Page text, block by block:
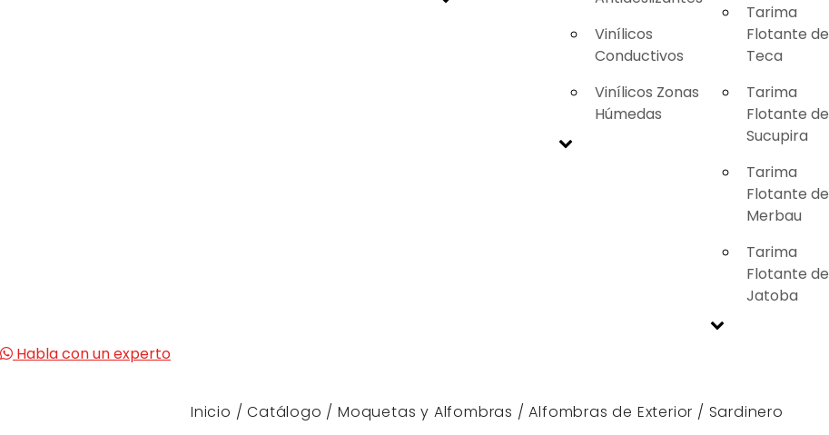
Vinílicos
Conductivos
Vinílicos Zonas
Húmedas
Tarima
Flotante de
Teca
Tarima
Flotante de
Sucupira
Tarima
Flotante de
Merbau
Tarima
Flotante de
Jatoba
Habla con un experto
Inicio /Catálogo /Moquetas y Alfombras /Alfombras de Exterior / Sardinero